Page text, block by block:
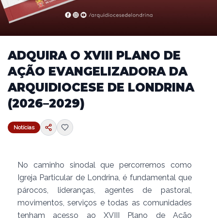
ADQUIRA O XVIII PLANO DE
AÇÃO EVANGELIZADORA DA
ARQUIDIOCESE DE LONDRINA
(2026–2029)
Notícias
No caminho sinodal que percorremos como
Igreja Particular de Londrina, é fundamental que
párocos, lideranças, agentes de pastoral,
movimentos, serviços e todas as comunidades
tenham acesso ao XVIII Plano de Ação